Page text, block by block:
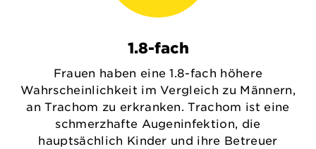
1.8-fach
Frauen haben eine 1.8-fach höhere
Wahrscheinlichkeit im Vergleich zu Männern,
an Trachom zu erkranken. Trachom ist eine
schmerzhafte Augeninfektion, die
hauptsächlich Kinder und ihre Betreuer